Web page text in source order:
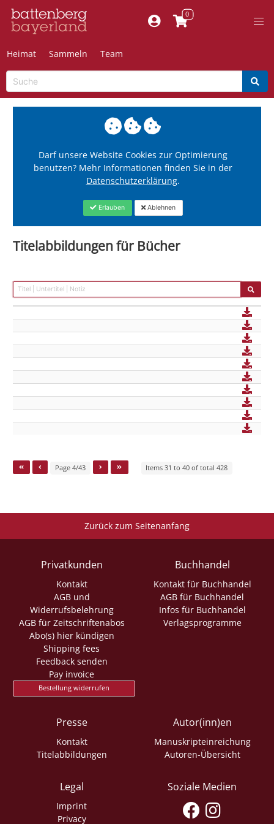
Heimat Sammeln Team
Darf unsere Website Cookies zur Optimierung
benutzen? Mehr Informationen finden Sie in der
Datenschutzerklärung.
Erlauben Ablehnen
Titelabbildungen für Bücher
Page 4/43 Items 31 to 40 of total 428
Zurück zum Seitenanfang
Privatkunden
Kontakt
AGB und
Widerrufsbelehrung
AGB für Zeitschriftenabos
Abo(s) hier kündigen
Shipping fees
Feedback senden
Pay invoice
Bestellung widerrufen
Buchhandel
Kontakt für Buchhandel
AGB für Buchhandel
Infos für Buchhandel
Verlagsprogramme
Presse
Kontakt
Titelabbildungen
Autor(inn)en
Manuskripteinreichung
Autoren-Übersicht
Legal
Imprint
Privacy
Soziale Medien